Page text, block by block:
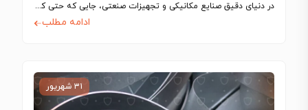
در دنیای دقیق صنایع مکانیکی و تجهیزات صنعتی، جایی که حتی کوچک‌ترین تلرانس‌ها می‌توانند…
ادامه مطلب
۳۱ شهریور